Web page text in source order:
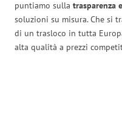
puntiamo sulla trasparenza
soluzioni su misura. Che si
di un trasloco in tutta
alta qualità a prezzi